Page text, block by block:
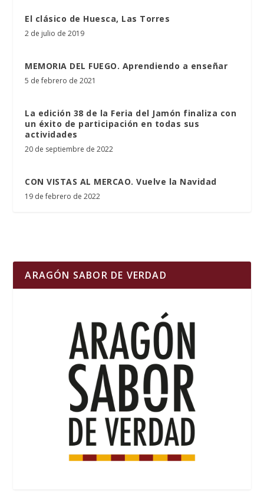
El clásico de Huesca, Las Torres
2 de julio de 2019
MEMORIA DEL FUEGO. Aprendiendo a enseñar
5 de febrero de 2021
La edición 38 de la Feria del Jamón finaliza con
un éxito de participación en todas sus
actividades
20 de septiembre de 2022
CON VISTAS AL MERCAO. Vuelve la Navidad
19 de febrero de 2022
ARAGÓN SABOR DE VERDAD